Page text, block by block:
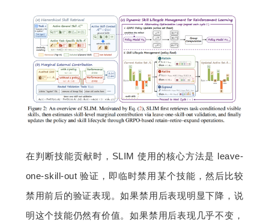
在判断技能贡献时，SLIM 使用的核心方法是 leave-
one-skill-out 验证，即临时禁用某个技能，然后比较
禁用前后的验证表现。如果禁用后表现明显下降，说
明这个技能仍然有价值。如果禁用后表现几乎不变，